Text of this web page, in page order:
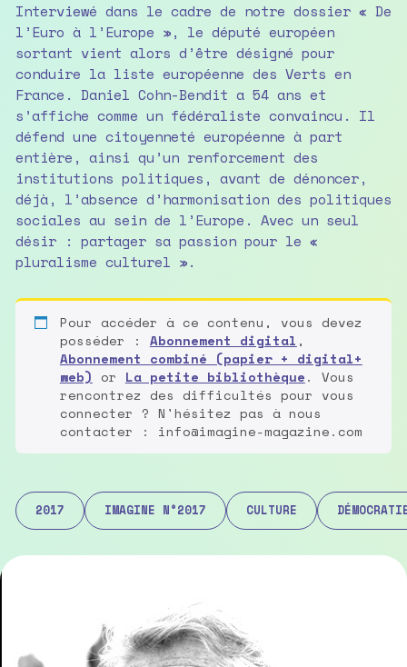
Interviewé dans le cadre de notre dossier « De
l’Euro à l’Europe », le député européen
sortant vient alors d’être désigné pour
conduire la liste européenne des Verts en
France. Daniel Cohn-Bendit a 54 ans et
s’affiche comme un fédéraliste convaincu. Il
défend une citoyenneté européenne à part
entière, ainsi qu’un renforcement des
institutions politiques, avant de dénoncer,
déjà, l’absence d’harmonisation des politiques
sociales au sein de l’Europe. Avec un seul
désir : partager sa passion pour le «
pluralisme culturel ».
Pour accéder à ce contenu, vous devez
posséder : Abonnement digital ,
Abonnement combiné (papier + digital+
web) or La petite bibliothèque. Vous
rencontrez des difficultés pour vous
connecter ? N'hésitez pas à nous
contacter : info@imagine-magazine.com
2017 IMAGINE N°2017 CULTURE